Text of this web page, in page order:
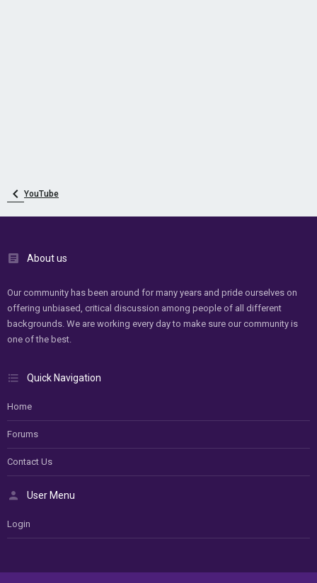
YouTube
About us
Our community has been around for many years and pride ourselves on
offering unbiased, critical discussion among people of all different
backgrounds. We are working every day to make sure our community is
one of the best.
Quick Navigation
Home
Forums
Contact Us
User Menu
Login